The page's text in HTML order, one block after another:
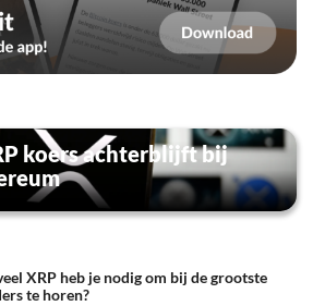
koers achterblijft bij
XRP heb je nodig om bij de grootste
te horen?